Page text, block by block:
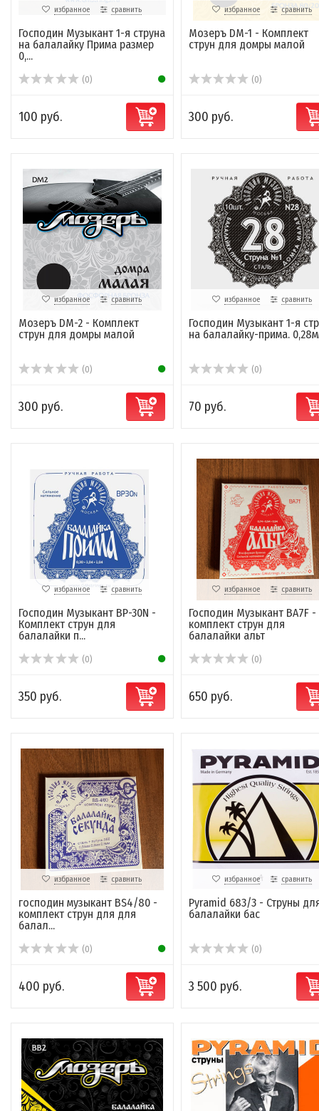
избранное сравнить
Господин Музыкант 1-я струна
на балалайку Прима размер
0,...
(0)
100 руб.
избранное сравнить
Мозеръ DM-1 - Комплект
струн для домры малой
(0)
300 руб.
избранное сравнить
Мозеръ DM-2 - Комплект
струн для домры малой
(0)
300 руб.
избранное сравнить
Господин Музыкант 1-я
на балалайку-прима.
(0)
70 руб.
избранное сравнить
Господин Музыкант BP-30N -
Комплект струн для
балалайки п...
(0)
350 руб.
избранное сравнить
Господин Музыкант BA7F -
комплект струн для
балалайки альт
(0)
650 руб.
избранное сравнить
господин музыкант BS4/80 -
комплект струн для для
балал...
(0)
400 руб.
избранное сравнить
Pyramid 683/3 - Струны
балалайки бас
(0)
3 500 руб.